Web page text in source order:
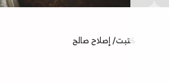
كتبت/ إصلاح صالح